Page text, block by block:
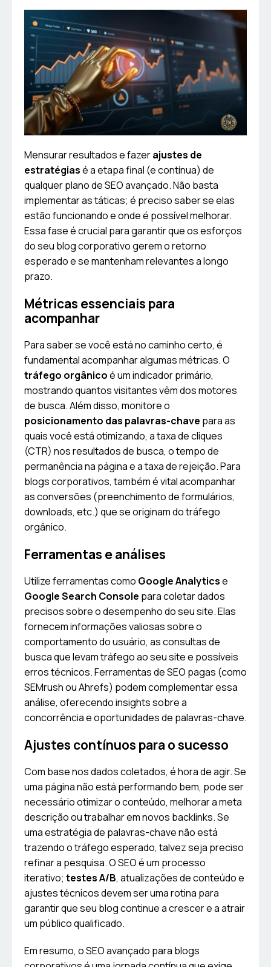
Mensurar resultados e fazerajustes de
estratégiasé a etapa final (e contínua) de
qualquer plano de SEO avançado. Não basta
implementar as táticas; é preciso saber se elas
estão funcionando e onde é possível melhorar.
Essa fase é crucial para garantir que os esforços
do seu blog corporativo gerem o retorno
esperado e se mantenham relevantes a longo
prazo.
Métricas essenciais para
acompanhar
Para saber se você está no caminho certo, é
fundamental acompanhar algumas métricas. O
tráfego orgânicoé um indicador primário,
mostrando quantos visitantes vêm dos motores
de busca. Além disso, monitore o
posicionamento das palavras-chave para as
quais você está otimizando, a taxa de cliques
(CTR) nos resultados de busca, o tempo de
permanência na página e a taxa de rejeição. Para
blogs corporativos, também é vital acompanhar
as conversões (preenchimento de formulários,
downloads, etc.) que se originam do tráfego
orgânico.
Ferramentas e análises
Utilize ferramentas como Google Analyticse
Google Search Console para coletar dados
precisos sobre o desempenho do seu site. Elas
fornecem informações valiosas sobre o
comportamento do usuário, as consultas de
busca que levam tráfego ao seu site e possíveis
erros técnicos. Ferramentas de SEO pagas (como
SEMrush ou Ahrefs) podem complementar essa
análise, oferecendo insights sobre a
concorrência e oportunidades de palavras-chave.
Ajustes contínuos para o sucesso
Com base nos dados coletados, é hora de agir. Se
uma página não está performando bem, pode ser
necessário otimizar o conteúdo, melhorar a meta
descrição ou trabalhar em novos backlinks. Se
uma estratégia de palavras-chave não está
trazendo o tráfego esperado, talvez seja preciso
refinar a pesquisa. O SEO é um processo
iterativo; testes A/B, atualizações de conteúdo e
ajustes técnicos devem ser uma rotina para
garantir que seu blog continue a crescer e a atrair
um público qualificado.
Em resumo, o SEO avançado para blogs